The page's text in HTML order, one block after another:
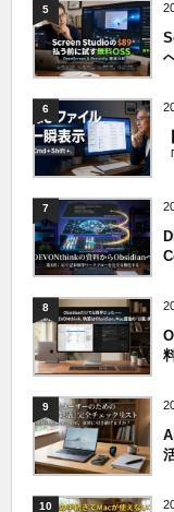
5
6
7
8
9
10